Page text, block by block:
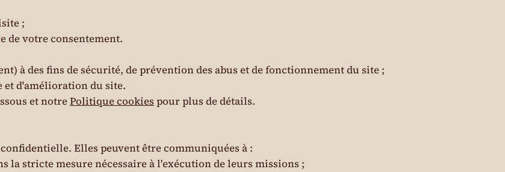
;
de votre consentement.
à des fins de sécurité, de prévention des abus et de fonctionnement du site ;
et d'amélioration du site.
et notre Politique cookies pour plus de détails.
Elles peuvent être communiquées à :
la stricte mesure nécessaire à l'exécution de leurs missions ;